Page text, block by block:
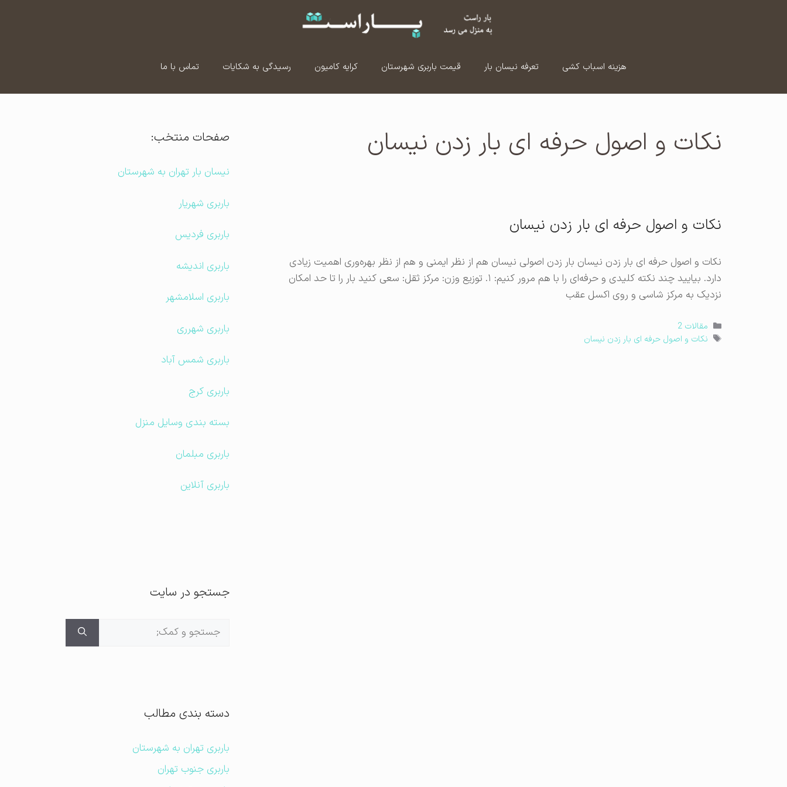
هزینه اسباب کشی تعرفه نیسان بار قیمت باربری شهرستان کرایه کامیون رسیدگی به شکایات تماس با ما
نکات و اصول حرفه ای بار زدن نیسان
نکات و اصول حرفه ای بار زدن نیسان
نکات و اصول حرفه ای بار زدن نیسان بار زدن اصولی نیسان هم از نظر ایمنی و هم از نظر بهره‌وری اهمیت زیادی
دارد. بیایید چند نکته کلیدی و حرفه‌ای را با هم مرور کنیم: ۱. توزیع وزن: مرکز ثقل: سعی کنید بار را تا حد امکان
نزدیک به مرکز شاسی و روی اکسل عقب
دسته‌ها
مقالات 2
برچسب‌ها
نکات و اصول حرفه ای بار زدن نیسان
صفحات منتخب:
نیسان بار تهران به شهرستان
باربری شهریار
باربری فردیس
باربری اندیشه
باربری اسلامشهر
باربری شهرری
باربری شمس آباد
باربری کرج
بسته بندی وسایل منزل
باربری مبلمان
باربری آنلاین
جستجو در سایت
جستجوی
دسته بندی مطالب
باربری تهران به شهرستان
باربری جنوب تهران